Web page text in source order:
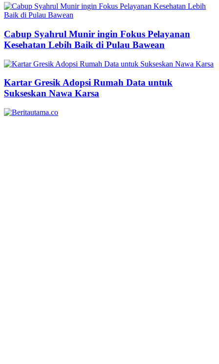
Cabup Syahrul Munir ingin Fokus Pelayanan
Kesehatan Lebih Baik di Pulau Bawean
Kartar Gresik Adopsi Rumah Data untuk
Sukseskan Nawa Karsa